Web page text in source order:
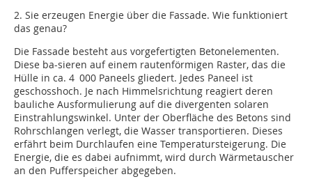
2. Sie erzeugen Energie über die Fassade. Wie funktioniert
das genau?
Die Fassade besteht aus vorgefertigten Betonelementen.
Diese ba-sieren auf einem rautenförmigen Raster, das die
Hülle in ca. 4 000 Paneels gliedert. Jedes Paneel ist
geschosshoch. Je nach Himmelsrichtung reagiert deren
bauliche Ausformulierung auf die divergenten solaren
Einstrahlungswinkel. Unter der Oberfläche des Betons sind
Rohrschlangen verlegt, die Wasser transportieren. Dieses
erfährt beim Durchlaufen eine Temperatursteigerung. Die
Energie, die es dabei aufnimmt, wird durch Wärmetauscher
an den Pufferspeicher abgegeben.